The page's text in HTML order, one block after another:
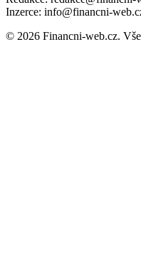
Inzerce: info@financni-
© 2026 Financni-web.cz.